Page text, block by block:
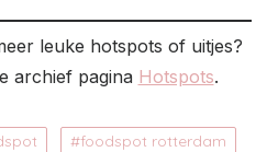
leuke hotspots of uitjes?
archief pagina Hotspots.
foodspot rotterdam